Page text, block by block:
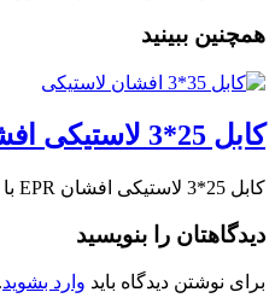
همچنین ببینید
کابل 25*3 لاستیکی افشان یزد فروش ویژه
کابل 25*3 لاستیکی افشان EPR با خاصیت ضد آب ، ضد اسید و ضد روغن …
دیدگاهتان را بنویسید
برای نوشتن دیدگاه باید وارد بشوید.